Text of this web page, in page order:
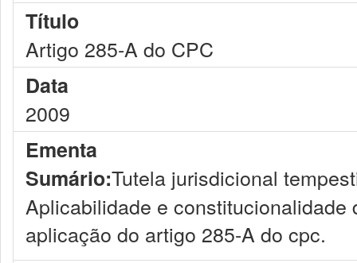
Título
Artigo 285-A do CPC
Data
2009
Ementa
Sumário:Tutela jurisdicional
Aplicabilidade e
aplicação do artigo 285-A do cpc.